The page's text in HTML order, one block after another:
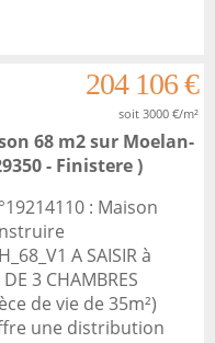
204 106 €
soit 3000 €/m²
68 m2sur Moelan-
- Finistere )
: Maison
A SAISIR à
3 CHAMBRES
de vie de 35m²)
une distribution